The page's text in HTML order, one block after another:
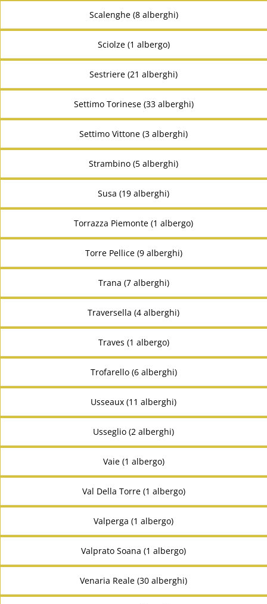
Scalenghe (8 alberghi)
Sciolze (1 albergo)
Sestriere (21 alberghi)
Settimo Torinese (33 alberghi)
Settimo Vittone (3 alberghi)
Strambino (5 alberghi)
Susa (19 alberghi)
Torrazza Piemonte (1 albergo)
Torre Pellice (9 alberghi)
Trana (7 alberghi)
Traversella (4 alberghi)
Traves (1 albergo)
Trofarello (6 alberghi)
Usseaux (11 alberghi)
Usseglio (2 alberghi)
Vaie (1 albergo)
Val Della Torre (1 albergo)
Valperga (1 albergo)
Valprato Soana (1 albergo)
Venaria Reale (30 alberghi)